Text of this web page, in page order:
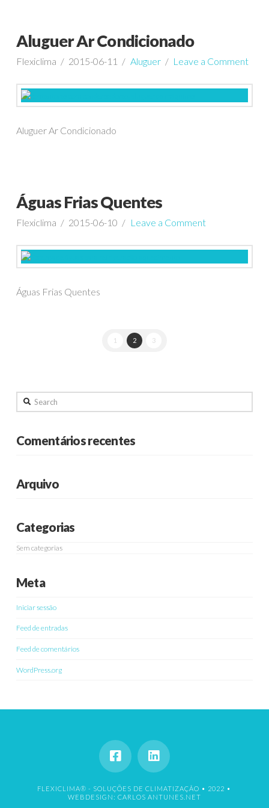
Aluguer Ar Condicionado
Flexiclima 2015-06-11 Aluguer Leave a Comment
Aluguer Ar Condicionado
Águas Frias Quentes
Flexiclima 2015-06-10 Leave a Comment
Águas Frias Quentes
1 2 3
Search
Comentários recentes
Arquivo
Categorias
Sem categorias
Meta
Iniciar sessão
Feed de entradas
Feed de comentários
WordPress.org
FLEXICLIMA® - SOLUÇÕES DE CLIMATIZAÇÃO • 2022 •
WEBDESIGN: CARLOS ANTUNES.NET